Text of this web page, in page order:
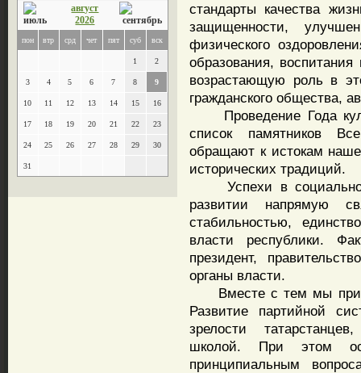
август
2026
пон втр срд чет пят суб вск
1 2
3 4 5 6 7 8 9
10 11 12 13 14 15 16
17 18 19 20 21 22 23
24 25 26 27 28 29 30
31
стандарты качества
защищенности,
физического
образования,
возрастающую роль в
гражданского общества,
Проведение Года
список памятников
обращают к истокам
исторических традиций.
Успехи в социально-
развитии напрямую
стабильностью,
власти республики.
президент,
органы власти.
Вместе с тем мы
Развитие партийной
зрелости
школой. При этом
принципиальным